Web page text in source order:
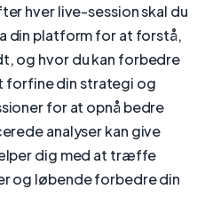
hver live-session skal du
din platform for at forstå,
og hvor du kan forbedre
forfine din strategi og
for at opnå bedre
analyser kan give
dig med at træffe
og løbende forbedre din